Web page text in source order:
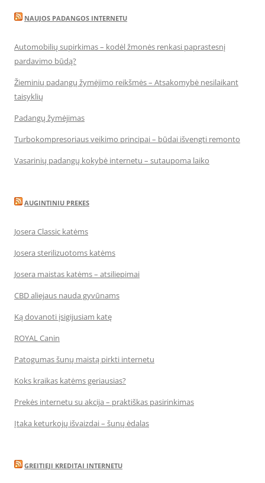
NAUJOS PADANGOS INTERNETU
Automobilių supirkimas – kodėl žmonės renkasi paprastesnį
pardavimo būdą?
Žieminių padangų žymėjimo reikšmės – Atsakomybė nesilaikant
taisyklių
Padangų žymėjimas
Turbokompresoriaus veikimo principai – būdai išvengti remonto
Vasarinių padangų kokybė internetu – sutaupoma laiko
AUGINTINIU PREKES
Josera Classic katėms
Josera sterilizuotoms katėms
Josera maistas katėms – atsiliepimai
CBD aliejaus nauda gyvūnams
Ką dovanoti įsigijusiam katę
ROYAL Canin
Patogumas šunų maistą pirkti internetu
Koks kraikas katėms geriausias?
Prekės internetu su akcija – praktiškas pasirinkimas
Įtaka keturkojų išvaizdai – šunų ėdalas
GREITIEJI KREDITAI INTERNETU